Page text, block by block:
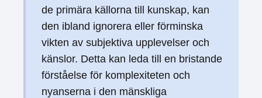
de primära källorna till kunskap, kan
den ibland ignorera eller förminska
vikten av subjektiva upplevelser och
känslor. Detta kan leda till en bristande
förståelse för komplexiteten och
nyanserna i den mänskliga